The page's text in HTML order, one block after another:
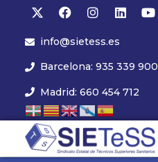
info@sietess.es
Barcelona: 935 339 900
Madrid: 660 454 712